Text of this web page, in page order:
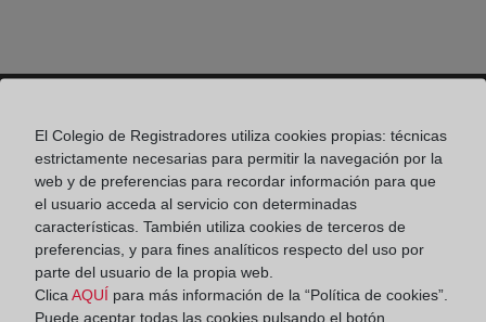
Colegio de Registradores
Príncipe de Vergara 70. 28006 Madrid
Teléfono:91 270 17 96
Fax:91 564 11 59
Email: contacto@registradores.org
El Colegio de Registradores utiliza cookies propias: técnicas
estrictamente necesarias para permitir la navegación por la
web y de preferencias para recordar información para que
el usuario acceda al servicio con determinadas
características. También utiliza cookies de terceros de
preferencias, y para fines analíticos respecto del uso por
parte del usuario de la propia web.
Clica AQUÍ para más información de la “Política de cookies”.
Puede aceptar todas las cookies pulsando el botón